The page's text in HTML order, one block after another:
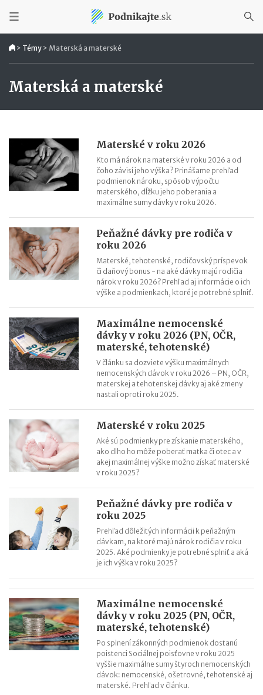
> Témy > Materská a materské
Materská a materské
Materské v roku 2026
Kto má nárok na materské v roku 2026 a od
čoho závisí jeho výška? Prinášame prehľad
podmienok nároku, spôsob výpočtu
materského, dĺžku jeho poberania a
maximálne sumy dávky v roku 2026.
Peňažné dávky pre rodiča v
roku 2026
Materské, tehotenské, rodičovský príspevok
či daňový bonus - na aké dávky majú rodičia
nárok v roku 2026? Prehľad aj informácie o ich
výške a podmienkach, ktoré je potrebné splniť.
Maximálne nemocenské
dávky v roku 2026 (PN, OČR,
materské, tehotenské)
V článku sa dozviete výšku maximálnych
nemocenských dávok v roku 2026 – PN, OČR,
materskej a tehotenskej dávky aj aké zmeny
nastali oproti roku 2025.
Materské v roku 2025
Aké sú podmienky pre získanie materského,
ako dlho ho môže poberať matka či otec a v
akej maximálnej výške možno získať materské
v roku 2025?
Peňažné dávky pre rodiča v
roku 2025
Prehľad dôležitých informácii k peňažným
dávkam, na ktoré majú nárok rodičia v roku
2025. Aké podmienky je potrebné splniť a aká
je ich výška v roku 2025?
Maximálne nemocenské
dávky v roku 2025 (PN, OČR,
materské, tehotenské)
Po splnení zákonných podmienok dostanú
poistenci Sociálnej poisťovne v roku 2025
vyššie maximálne sumy štyroch nemocenských
dávok: nemocenské, ošetrovné, tehotenské aj
materské. Prehľad v článku.